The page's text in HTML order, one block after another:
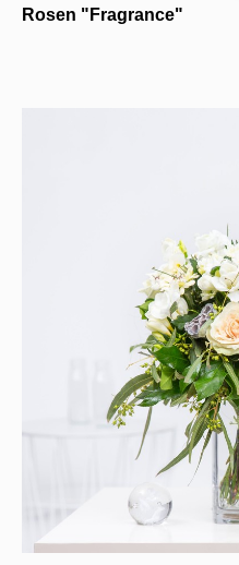
Rosen "Fragrance"